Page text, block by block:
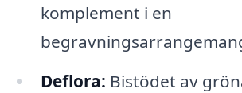
komplement i en
Deflora: Bistödet av